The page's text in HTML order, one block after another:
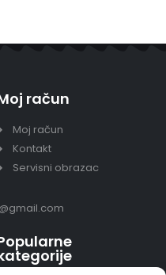
račun
Moj račun
Kontakt
Servisni obrazac